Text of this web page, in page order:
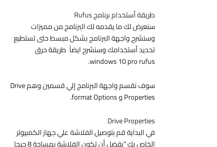
طريقة أستخدام برنامج Rufus
سنعرض لك ما يقدمه لك البرنامج من مميزات
وسنشرح واجهة البرنامج بشكل مبسط حتى تستطيع
تحديد أستخدامك وسنشرح ايضاً طريقة حرق
windows 10 pro rufus
.
سوف نقسم واجهة البرنامج إلي قسمين وهم Drive
Properties و format Options.
Drive Properties
في البداية قم بتوصيل الفلاشة علي جهاز الكمبيوتر
الخاص بك “يفضل أن تكون الفلاشة بمساحة 8 جيجا